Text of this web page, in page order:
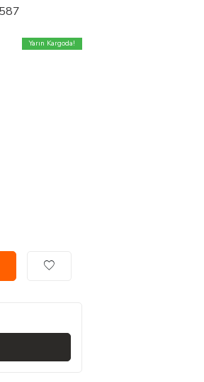
Yarın Kargoda!